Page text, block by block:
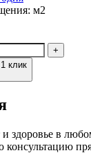
м2
клик
здоровье в
консультацию